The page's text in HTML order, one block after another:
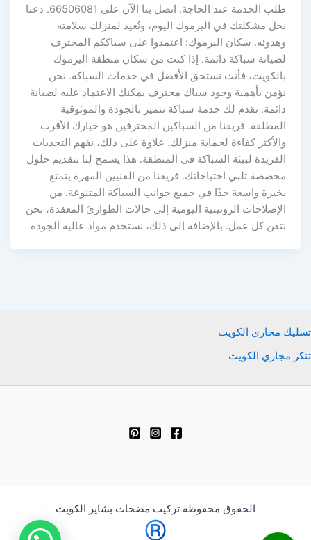
طلب الخدمة عند الحاجة. اتصل بنا الآن على 66506081. دعنا
نحل مشكلتك في اليرموك اليوم، ونُعيد لمنزلك سلامته
وهدوئه. سكان اليرموك: اعتمدوا على سباككم المحترف
لصيانة سباكة دائمة. إذا كنت من سكان منطقة اليرموك
بالكويت، فأنت تستحق الأفضل في خدمات السباكة. نحن
نؤمن بأهمية وجود سباك محترف يمكنك الاعتماد عليه لصيانة
دائمة. نقدم لك خدمة سباكة تتميز بالجودة والموثوقية
المطلقة. فريقنا من السباكين المحترفين هو خيارك الأقرب
والأكثر كفاءة لحماية منزلك. علاوة على ذلك، نفهم التحديات
الفريدة لبيئة السباكة في المنطقة. هذا يسمح لنا بتقديم حلول
مخصصة تلبي احتياجاتك. فريقنا من الفنيين المهرة يتمتع
بخبرة واسعة جدًا في جميع جوانب السباكة المتنوعة. من
الإصلاحات الروتينية اليومية إلى حالات الطوارئ المعقدة، نحن
نتقن كل عمل. بالإضافة إلى ذلك، نستخدم مواد عالية الجودة
تسليك مجاري الكويت
تنكر مجاري الكويت
الحقوق محفوظة تركيب مضخات بشاير الكويت